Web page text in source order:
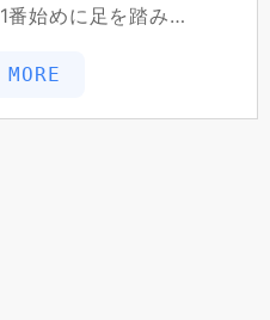
番始めに足を踏み…